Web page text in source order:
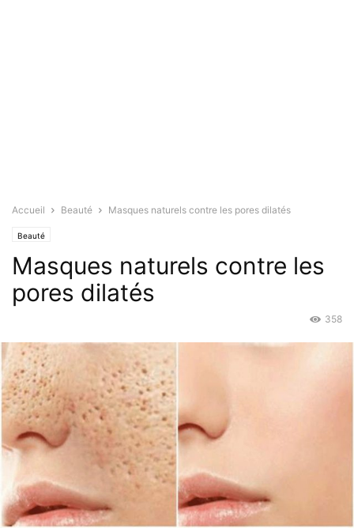
Accueil Beauté Masques naturels contre les pores dilatés
Beauté
Masques naturels contre les
pores dilatés
358